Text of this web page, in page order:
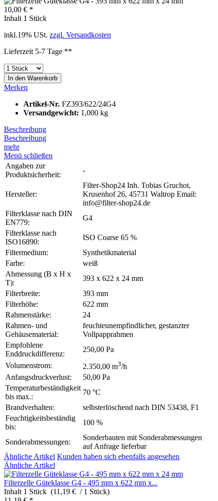
10,00 € *
Inhalt 1 Stück
inkl.19% USt. zzgl. Versandkosten
Lieferzeit 5-7 Tage **
In den Warenkorb
Merken
Artikel-Nr. FZ393/622/24G4
Versandgewicht: 1,000 kg
Beschreibung
Beschreibung
mehr
Menü schließen
Angaben zur
Produktsicherheit:
-
Hersteller:
Filter-Shop24 Inh. Tobias Gruchot,
Krusenhof 26, 45731 Waltrop Email:
info@filter-shop24.de
Filterklasse nach DIN
EN779:
G4
Filterklasse nach
ISO16890:
ISO Coarse 65 %
Filtermedium:
Synthetikmaterial
Farbe:
weiß
Abmessung (B x H x
T):
393 x 622 x 24 mm
Filterbreite:
393 mm
Filterhöhe:
622 mm
Rahmenstärke:
24
Rahmen- und
Gehäusematerial:
feuchteunempfindlicher, gestanzter
Vollpapprahmen
Empfohlene
Enddruckdifferenz:
250,00 Pa
Volumenstrom:
2.350,00 m3/h
Anfangsdruckverlust:
50,00 Pa
Temperaturbeständigkeit
bis max.:
70 °C
Brandverhalten:
selbsterlöschend nach DIN 53438, F1
Feuchtigkeitsbeständig
bis:
100 %
Sonderabmessungen:
Sonderbauten mit Sonderabmessungen
auf Anfrage lieferbar
Ähnliche Artikel Kunden haben sich ebenfalls angesehen
Ähnliche Artikel
Filterzelle Güteklasse G4 - 495 mm x 622 mm x...
Inhalt 1 Stück (11,19 € / 1 Stück)